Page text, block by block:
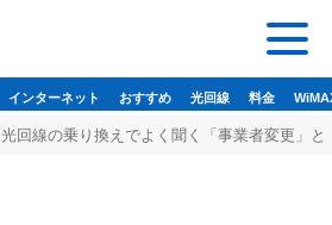
インターネット おすすめ 光回線 料金
光回線の乗り換えでよく聞く「事業者変更」